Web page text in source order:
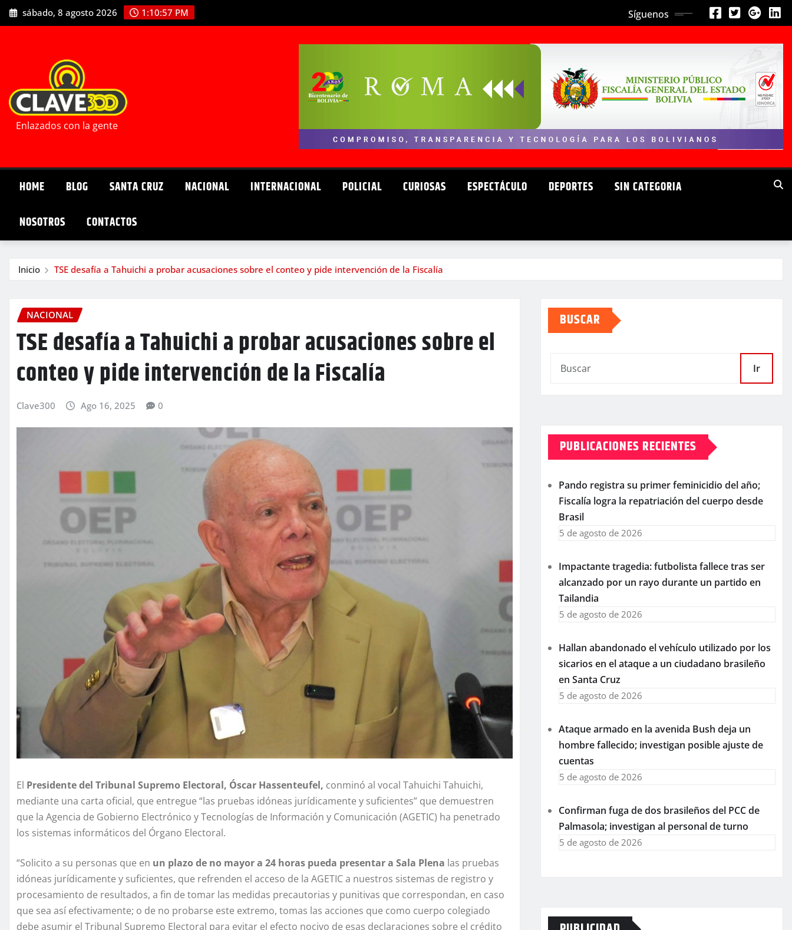
Saltar
al
sábado, 8 agosto 2026 1:10:59 PM Síguenos
Enlazados con la gente
HOME BLOG SANTA CRUZ NACIONAL INTERNACIONAL POLICIAL CURIOSAS ESPECTÁCULO DEPORTES SIN CATEGORIA
NOSOTROS CONTACTOS
Inicio TSE desafía a Tahuichi a probar acusaciones sobre el conteo y pide intervención de la Fiscalía
NACIONAL
TSE desafía a Tahuichi a probar acusaciones sobre el
conteo y pide intervención de la Fiscalía
Clave300 Ago 16, 2025 0
El Presidente del Tribunal Supremo Electoral, Óscar Hassenteufel, conminó al vocal Tahuichi Tahuichi,
mediante una carta oficial, que entregue “las pruebas idóneas jurídicamente y suficientes” que demuestren
que la Agencia de Gobierno Electrónico y Tecnologías de Información y Comunicación (AGETIC) ha penetrado
los sistemas informáticos del Órgano Electoral.
“Solicito a su personas que en un plazo de no mayor a 24 horas pueda presentar a Sala Plena las pruebas
idóneas jurídicamente y suficientes, que refrenden el acceso de la AGETIC a nuestros sistemas de registro y
procesamiento de resultados, a fin de tomar las medidas precautorias y punitivas que correspondan, en caso
que sea así efectivamente; o de no probarse este extremo, tomas las acciones que como cuerpo colegiado
debe asumir el Tribunal Supremo Electoral para evitar el efecto nocivo de esas declaraciones sobre el crédito
BUSCAR
Ir
PUBLICACIONES RECIENTES
Pando registra su primer feminicidio del año;
Fiscalía logra la repatriación del cuerpo desde
Brasil
5 de agosto de 2026
Impactante tragedia: futbolista fallece tras ser
alcanzado por un rayo durante un partido en
Tailandia
5 de agosto de 2026
Hallan abandonado el vehículo utilizado por los
sicarios en el ataque a un ciudadano brasileño
en Santa Cruz
5 de agosto de 2026
Ataque armado en la avenida Bush deja un
hombre fallecido; investigan posible ajuste de
cuentas
5 de agosto de 2026
Confirman fuga de dos brasileños del PCC de
Palmasola; investigan al personal de turno
5 de agosto de 2026